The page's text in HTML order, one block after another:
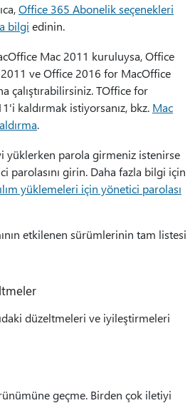
Office 365 Abonelik seçenekleri
bilgi edinin.
Mac 2011 kuruluysa, Office
ve Office 2016 for MacOffice
çalıştırabilirsiniz. TOffice for
kaldırmak istiyorsanız, bkz. Mac
.
yüklerken parola girmeniz istenirse
parolasını girin. Daha fazla bilgi için
yüklemeleri için yönetici parolası
etkilenen sürümlerinin tam listesi
düzeltmeleri ve iyileştirmeleri
geçme. Birden çok iletiyi